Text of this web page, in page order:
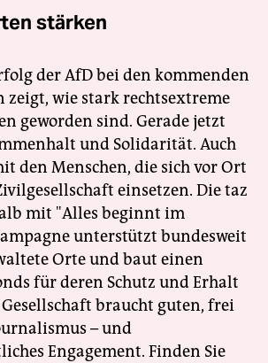
stärken
der AfD bei den kommenden
zeigt, wie stark rechtsextreme
geworden sind. Gerade jetzt
und Solidarität. Auch
den Menschen, die sich vor Ort
einsetzen. Die taz
mit "Alles beginnt im
unterstützt bundesweit
Orte und baut einen
für deren Schutz und Erhalt
braucht guten, frei
– und
Engagement. Finden Sie